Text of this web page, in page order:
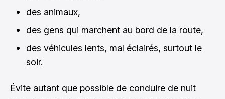
des animaux,
des gens qui marchent au bord de la route,
des véhicules lents, mal éclairés, surtout le
soir.
Évite autant que possible de conduire de nuit